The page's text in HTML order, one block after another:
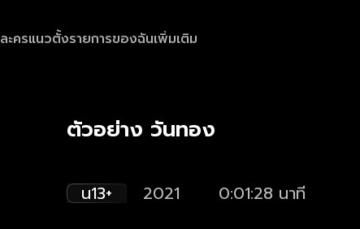
ละครแนวตั้งรายการของฉันเพิ่มเติม
ตัวอย่าง วันทอง
น13+ 2021 0:01:28 นาที